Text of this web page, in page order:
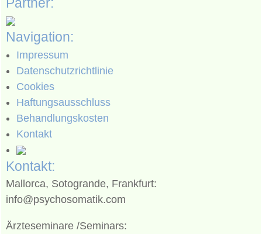
Navigation:
Impressum
Datenschutzrichtlinie
Cookies
Haftungsausschluss
Behandlungskosten
Kontakt
Kontakt:
Mallorca, Sotogrande, Frankfurt:
info@psychosomatik.com
Ärzteseminare /Seminars: